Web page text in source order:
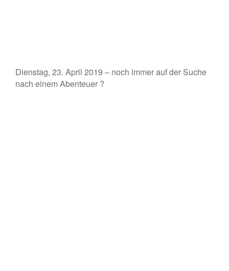
Dienstag, 23. April 2019 – noch immer auf der Suche
nach einem Abenteuer ?